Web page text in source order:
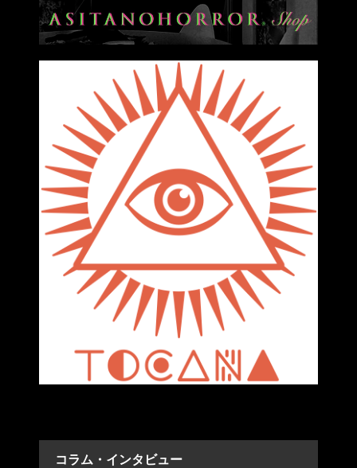
コラム・インタビュー